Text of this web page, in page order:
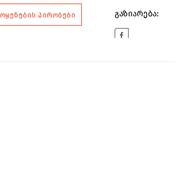
პირობები გაზიარება: